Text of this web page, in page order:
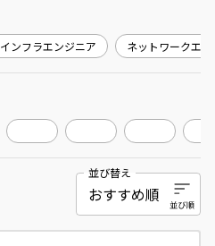
並び替え
インフラエンジニア ネットワークエ